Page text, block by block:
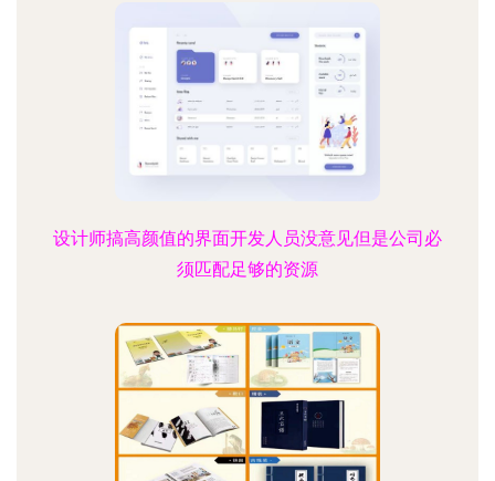
设计师搞高颜值的界面开发人员没意见但是公司必
须匹配足够的资源